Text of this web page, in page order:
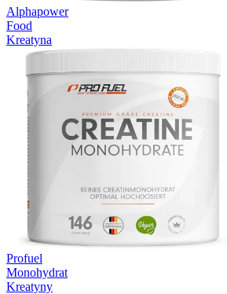
Alphapower
Food
Kreatyna
Profuel
Monohydrat
Kreatyny